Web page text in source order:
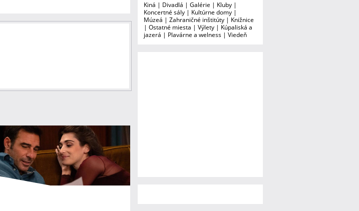
Kiná | Divadlá | Galérie | Kluby |
Koncertné sály | Kultúrne domy |
Múzeá | Zahraničné inštitúty | Knižnice
| Ostatné miesta | Výlety | Kúpaliská a
jazerá | Plavárne a welness | Viedeň